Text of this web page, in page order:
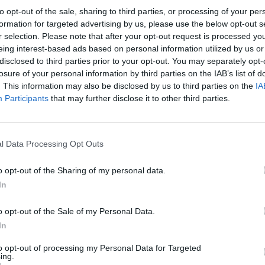
opt-out of the sale, sharing to third parties, or processing of your
for targeted advertising by us, please use the below opt-out
selection. Please note that after your opt-out request is processed
interest-based ads based on personal information utilized by us
to third parties prior to your opt-out. You may separately
of your personal information by third parties on the IAB’s list of
This information may also be disclosed by us to third parties on the
Participants that may further disclose it to other third parties.
Data Processing Opt Outs
opt-out of the Sharing of my personal data.
opt-out of the Sale of my Personal Data.
opt-out of processing my Personal Data for Targeted
smūgiuoti į varžovų vartų plotą.
Lietuvos futbolo A lyga
Visi įrašai
–
kasdienybė – priekabiavimas, patyčios ir
Žinios Lietuvos diena
00:02:08
Aukštaitijos pučiamųjų orkestras